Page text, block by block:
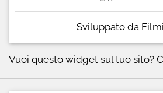
Sviluppato da
Vuoi questo widget sul tuo sito?